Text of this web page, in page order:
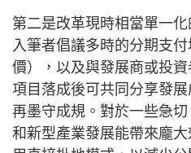
第二是改革現時相當單一
入筆者倡議多時的分期支
價），以及與發展商或投
項目落成後可共同分享發
再墨守成規。對於一些急
和新型產業發展能帶來龐